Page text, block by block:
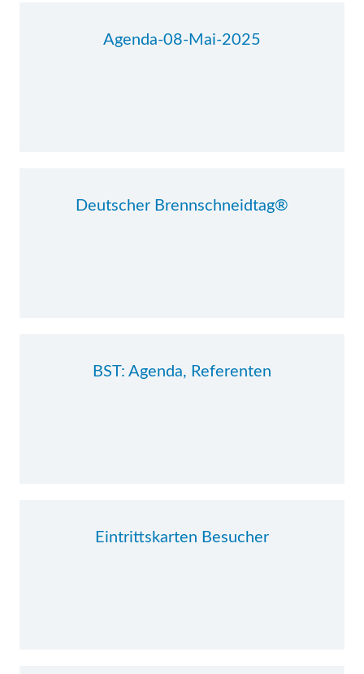
Agenda-08-Mai-2025
Deutscher Brennschneidtag®
BST: Agenda, Referenten
Eintrittskarten Besucher